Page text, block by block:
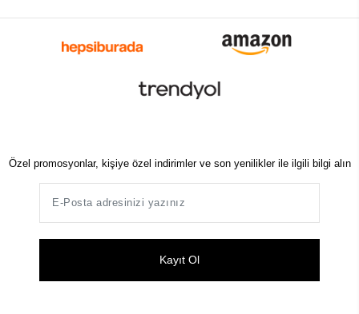
Özel promosyonlar, kişiye özel indirimler ve son yenilikler ile ilgili bilgi alın
Kayıt Ol